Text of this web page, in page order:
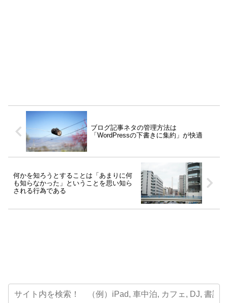
ブログ記事ネタの管理方法は
「WordPressの下書きに集約」が快適
何かを知ろうとすることは「あまりに何
も知らなかった」ということを思い知ら
される行為である